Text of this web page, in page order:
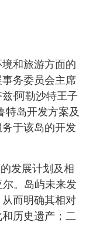
和旅游方面的
务委员会主席
兹·阿勒沙特王子
特岛开发方案及
于该岛的开发
发展计划及相
尔。岛屿未来发
而明确其相对
历史遗产；二